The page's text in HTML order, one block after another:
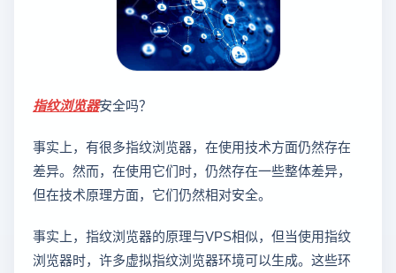
指纹浏览器安全吗？
事实上，有很多指纹浏览器，在使用技术方面仍然存在
差异。然而，在使用它们时，仍然存在一些整体差异，
但在技术原理方面，它们仍然相对安全。
事实上，指纹浏览器的原理与VPS相似，但当使用指纹
浏览器时，许多虚拟指纹浏览器环境可以生成。这些环